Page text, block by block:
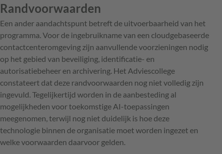
Randvoorwaarden
Een ander aandachtspunt betreft de uitvoerbaarheid van het
programma. Voor de ingebruikname van een cloudgebaseerde
contactcenteromgeving zijn aanvullende voorzieningen nodig
op het gebied van beveiliging, identificatie- en
autorisatiebeheer en archivering. Het Adviescollege
constateert dat deze randvoorwaarden nog niet volledig zijn
ingevuld. Tegelijkertijd worden in de aanbesteding al
mogelijkheden voor toekomstige AI-toepassingen
meegenomen, terwijl nog niet duidelijk is hoe deze
technologie binnen de organisatie moet worden ingezet en
welke voorwaarden daarvoor gelden.